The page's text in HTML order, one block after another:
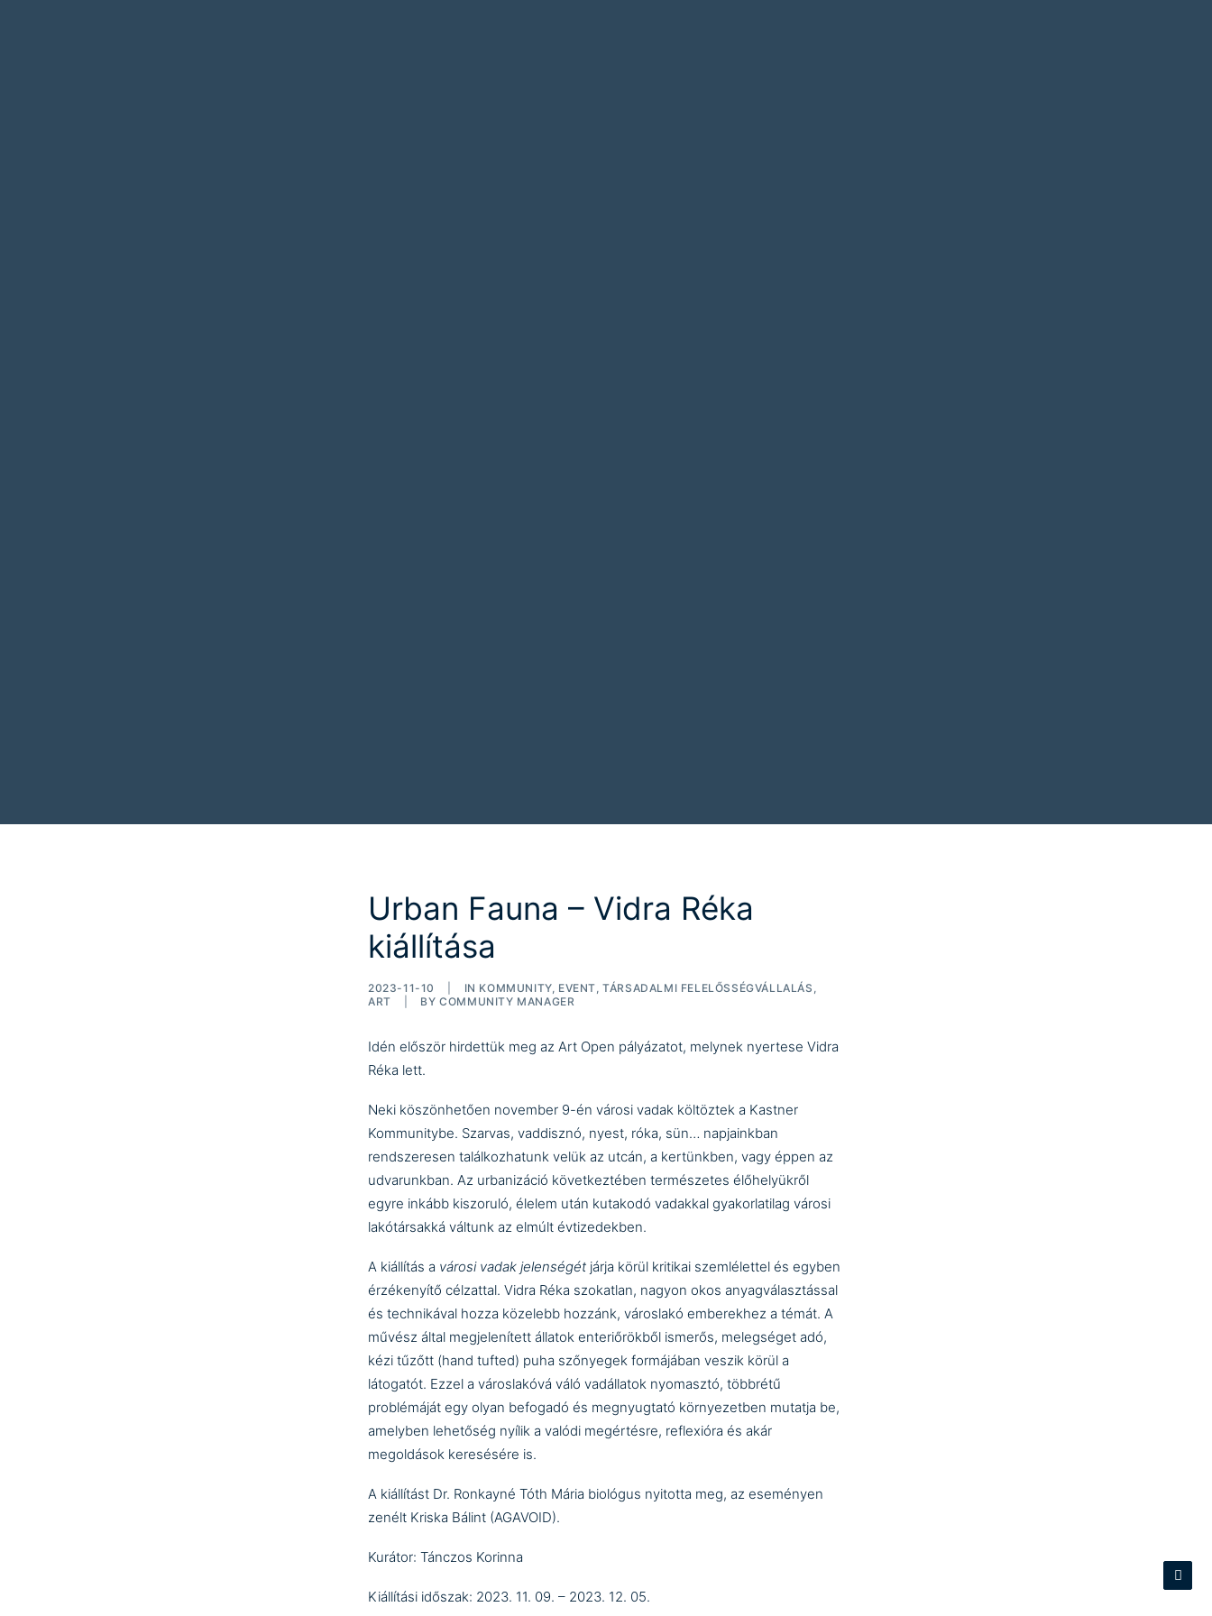
Urban Fauna – Vidra Réka
kiállítása
2023-11-10 IN KOMMUNITY, EVENT,TÁRSADALMI FELELŐSSÉGVÁLLALÁS ,
ART
BYCOMMUNITY MANAGER
Idén először hirdettük meg az Art Open pályázatot, melynek nyertese Vidra
Réka lett.
Neki köszönhetően november 9-én városi vadak költöztek a Kastner
Kommunitybe. Szarvas, vaddisznó, nyest, róka, sün… napjainkban
rendszeresen találkozhatunk velük az utcán, a kertünkben, vagy éppen az
udvarunkban. Az urbanizáció következtében természetes élőhelyükről
egyre inkább kiszoruló, élelem után kutakodó vadakkal gyakorlatilag városi
lakótársakká váltunk az elmúlt évtizedekben.
A kiállítás a városi vadak jelenségét járja körül kritikai szemlélettel és egyben
érzékenyítő célzattal. Vidra Réka szokatlan, nagyon okos anyagválasztással
és technikával hozza közelebb hozzánk, városlakó emberekhez a témát. A
művész által megjelenített állatok enteriőrökből ismerős, melegséget adó,
kézi tűzőtt (hand tufted) puha szőnyegek formájában veszik körül a
látogatót. Ezzel a városlakóvá váló vadállatok nyomasztó, többrétű
problémáját egy olyan befogadó és megnyugtató környezetben mutatja be,
amelyben lehetőség nyílik a valódi megértésre, reflexióra és akár
megoldások keresésére is.
A kiállítást Dr. Ronkayné Tóth Mária biológus nyitotta meg, az eseményen
zenélt Kriska Bálint (AGAVOID).
Kurátor: Tánczos Korinna
Kiállítási időszak: 2023. 11. 09. – 2023. 12. 05.